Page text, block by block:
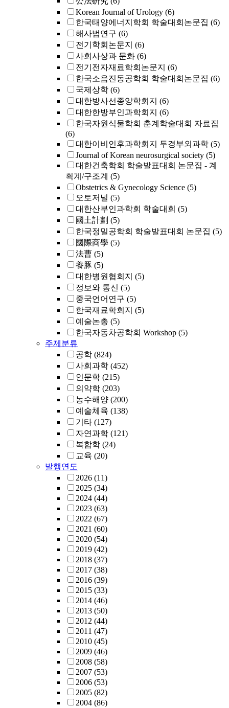
Korean Journal of Urology (6)
한국태양에너지학회 학술대회논문집 (6)
해사법연구 (6)
전기학회논문지 (6)
사회사상과 문화 (6)
전기전자재료학회논문지 (6)
한국소음진동공학회 학술대회논문집 (6)
국제상학 (6)
대한방사선종양학회지 (6)
대한한방부인과학회지 (6)
한국자원식물학회 춘계학술대회 자료집
(6)
대한이비인후과학회지 두경부외과학 (5)
Journal of Korean neurosurgical society (5)
대한건축학회 학술발표대회 논문집 - 계
획계/구조계 (5)
Obstetrics & Gynecology Science (5)
오토저널 (5)
대한산부인과학회 학술대회 (5)
國土計劃 (5)
한국정밀공학회 학술발표대회 논문집 (5)
國際商學 (5)
法曹 (5)
養豚 (5)
대한병원협회지 (5)
정보와 통신 (5)
중국언어연구 (5)
한국재료학회지 (5)
예술논총 (5)
한국자동차공학회 Workshop (5)
주제분류
공학 (824)
사회과학 (452)
인문학 (215)
의약학 (203)
농수해양 (200)
예술체육 (138)
기타 (127)
자연과학 (121)
복합학 (24)
교육 (20)
발행연도
2026 (11)
2025 (34)
2024 (44)
2023 (63)
2022 (67)
2021 (60)
2020 (54)
2019 (42)
2018 (37)
2017 (38)
2016 (39)
2015 (33)
2014 (46)
2013 (50)
2012 (44)
2011 (47)
2010 (45)
2009 (46)
2008 (58)
2007 (53)
2006 (53)
2005 (82)
2004 (86)